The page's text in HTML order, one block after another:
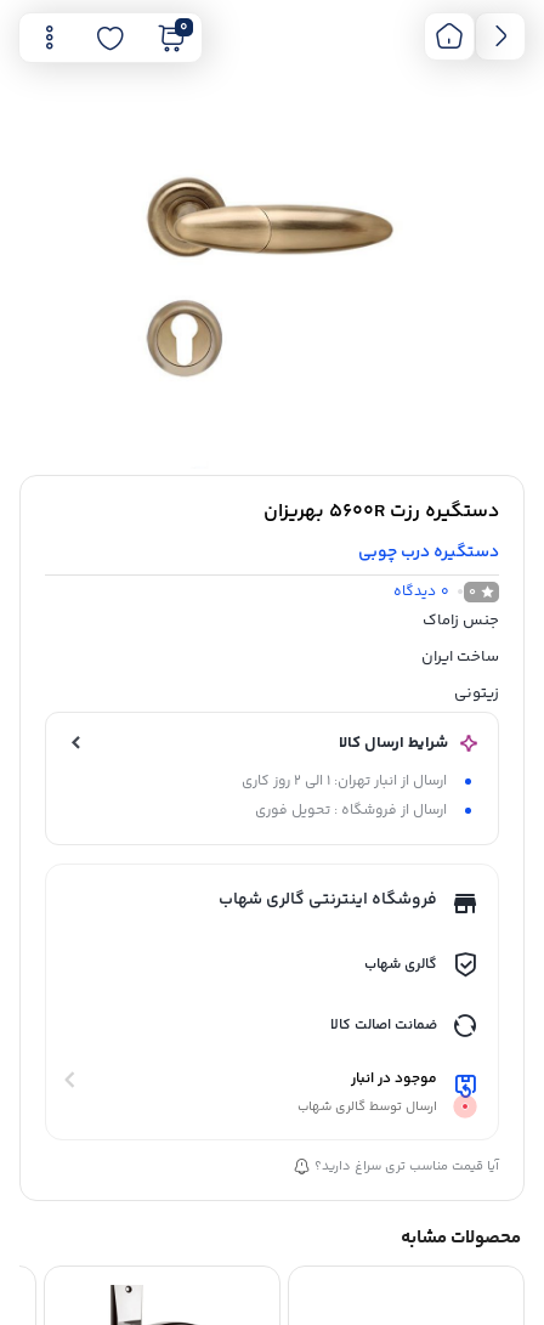
0
دستگیره رزت 5600R بهریزان
دستگیره درب چوبی
0
0 دیدگاه
جنس زاماک
ساخت ایران
زیتونی
شرایط ارسال کالا
ارسال از انبار تهران: 1 الی 2 روز کاری
ارسال از فروشگاه : تحویل فوری
فروشگاه اینترنتی گالری شهاب
گالری شهاب
ضمانت اصالت کالا
موجود در انبار
ارسال توسط گالری شهاب
آیا قیمت مناسب تری سراغ دارید؟
محصولات مشابه